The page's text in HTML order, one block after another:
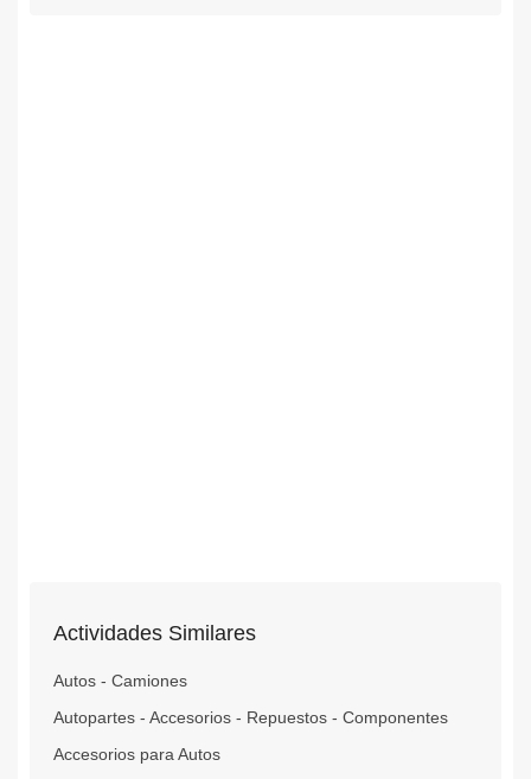
Actividades Similares
Autos - Camiones
Autopartes - Accesorios - Repuestos - Componentes
Accesorios para Autos